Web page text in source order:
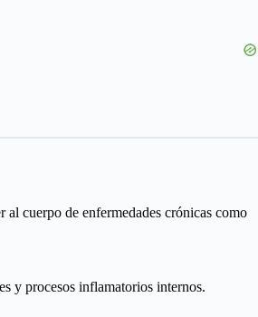
cuerpo de enfermedades crónicas como
y procesos inflamatorios internos.